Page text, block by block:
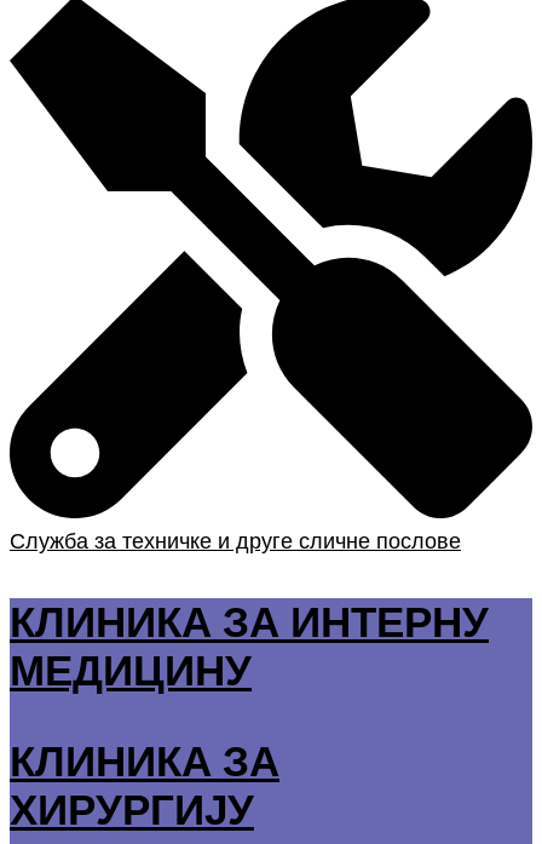
Служба за техничке и друге сличне послове
КЛИНИКА ЗА ИНТЕРНУ
МЕДИЦИНУ
КЛИНИКА ЗА
ХИРУРГИЈУ